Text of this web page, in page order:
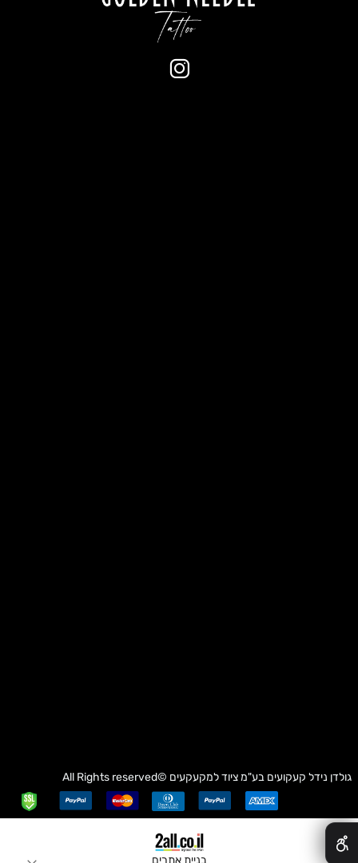
גולדן נידל קעקועים בע"מציוד למקעקעים ©All Rights reserved